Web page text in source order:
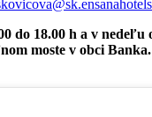
18.00 h a v nedeľu
moste v obci